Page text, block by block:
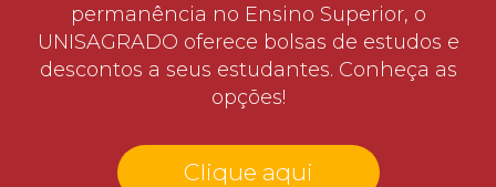
permanência no Ensino Superior, o
UNISAGRADO oferece bolsas de estudos e
descontos a seus estudantes. Conheça as
opções!
Clique aqui